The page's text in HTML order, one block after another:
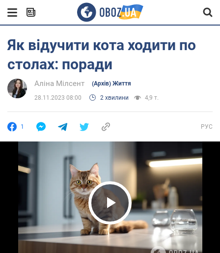
Як відучити кота ходити по
столах: поради
Аліна Мілсент (Архів) Життя
28.11.2023 08:00 2 хвилини 4,9 т.
1 РУС
Play Video